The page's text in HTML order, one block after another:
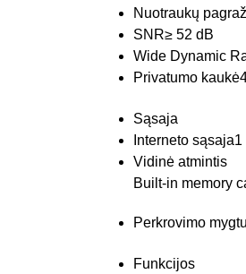
Nuotraukų
SNR≥ 52 dB
Wide Dynamic
Privatumo kaukė
Sąsaja
Interneto sąsaja1
Vidinė atmintis
Built-in memory
Perkrovimo
Funkcijos